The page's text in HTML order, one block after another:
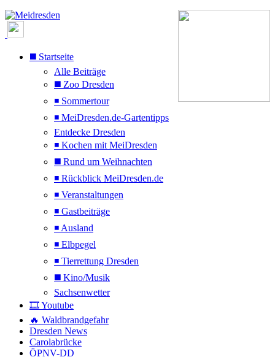
◼️ Startseite
Alle Beiträge
◼️ Zoo Dresden
◾ Sommertour
◾ MeiDresden.de-Gartentipps
Entdecke Dresden
◾ Kochen mit MeiDresden
◼️ Rund um Weihnachten
◾ Rückblick MeiDresden.de
◾ Veranstaltungen
◾ Gastbeiträge
◾ Ausland
◾ Elbpegel
◾ Tierrettung Dresden
◼️ Kino/Musik
Sachsenwetter
🎞️ Youtube
🔥 Waldbrandgefahr
Dresden News
Carolabrücke
ÖPNV-DD